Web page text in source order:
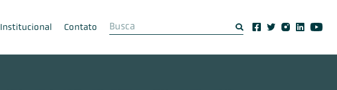
Institucional Contato